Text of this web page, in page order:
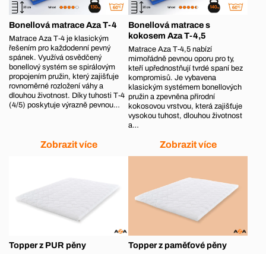
Bonellová matrace Aza T-4
Matrace Aza T‑4 je klasickým
řešením pro každodenní pevný
spánek. Využívá osvědčený
bonellový systém se spirálovým
propojením pružin, který zajišťuje
rovnoměrné rozložení váhy a
dlouhou životnost. Díky tuhosti T‑4
(4/5) poskytuje výrazně pevnou…
Zobrazit více
Bonellová matrace s
kokosem Aza T-4,5
Matrace Aza T‑4,5 nabízí
mimořádně pevnou oporu pro ty,
kteří upřednostňují tvrdé spaní bez
kompromisů. Je vybavena
klasickým systémem bonellových
pružin a zpevněna přírodní
kokosovou vrstvou, která zajišťuje
vysokou tuhost, dlouhou životnost
a…
Zobrazit více
Topper z PUR pěny Topper z paměťové pěny